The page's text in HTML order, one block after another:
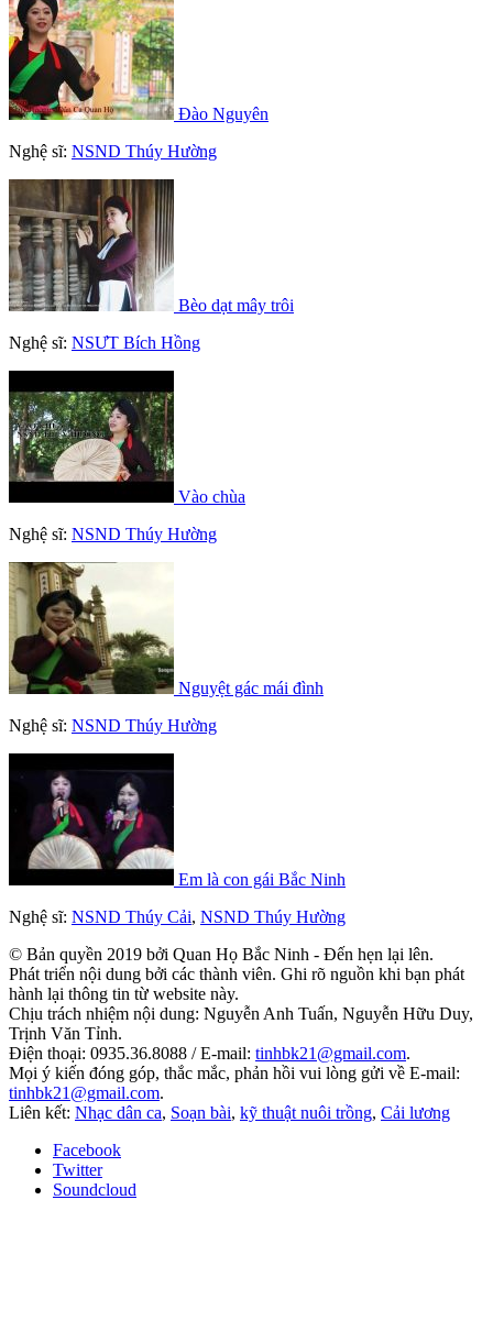
Đào Nguyên
Nghệ sĩ: NSND Thúy Hường
Bèo dạt mây trôi
Nghệ sĩ: NSƯT Bích Hồng
Vào chùa
Nghệ sĩ: NSND Thúy Hường
Nguyệt gác mái đình
Nghệ sĩ: NSND Thúy Hường
Em là con gái Bắc Ninh
Nghệ sĩ: NSND Thúy Cải, NSND Thúy Hường
© Bản quyền 2019 bởi Quan Họ Bắc Ninh - Đến hẹn lại lên.
Phát triển nội dung bởi các thành viên. Ghi rõ nguồn khi bạn phát
hành lại thông tin từ website này.
Chịu trách nhiệm nội dung: Nguyễn Anh Tuấn, Nguyễn Hữu Duy,
Trịnh Văn Tỉnh.
Điện thoại: 0935.36.8088 / E-mail: tinhbk21@gmail.com.
Mọi ý kiến đóng góp, thắc mắc, phản hồi vui lòng gửi về E-mail:
tinhbk21@gmail.com.
Liên kết: Nhạc dân ca, Soạn bài, kỹ thuật nuôi trồng, Cải lương
Facebook
Twitter
Soundcloud